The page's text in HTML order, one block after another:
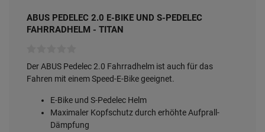
ABUS PEDELEC 2.0 E-BIKE UND S-PEDELEC
FAHRRADHELM - TITAN
Der ABUS Pedelec 2.0 Fahrradhelm ist auch für das
Fahren mit einem Speed-E-Bike geeignet.
E-Bike und S-Pedelec Helm
Maximaler Kopfschutz durch erhöhte Aufprall-
Dämpfung